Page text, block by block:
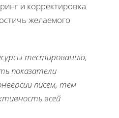
и корректировка
желаемого
тестированию,
показатели
писем, тем
всей